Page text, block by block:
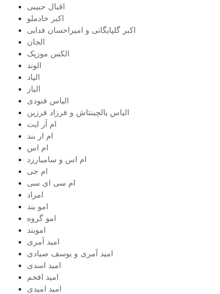
اقبال حبیبی
اکبر خادملو
اکبر گلپایگانی و امیراحسان فدایی
الجان
الکس موزیک
الوند
الیاد
الیاز
الیاس فنودی
الیاس یالچینتاش و فرزاد فرزین
ام آر ایت
ام‌ ار بند
ام اس
ام اس و سامیارزد
ام جی
ام سی ای سی
امراد
امو بند
امو گروه
اموبند
امید آمری
امید آمری و یوسف صیادی
امید اسدی
امید افخم
امید امیدی